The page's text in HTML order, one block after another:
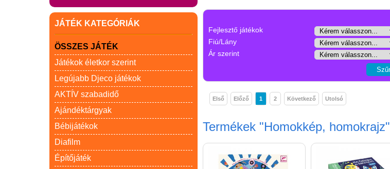
JÁTÉK KATEGÓRIÁK
ÖSSZES JÁTÉK
Játékok életkor szerint
Legújabb Djeco játékok
AKTÍV szabadidő
Ajándéktárgyak
Bébijátékok
Diafilm
Építőjáték
Fejlesztő játékok
Fiú/Lány
Ár szerint
Első Előző 1 2 Következő Utolsó
Termékek "Homokkép, homokrajz"